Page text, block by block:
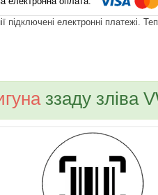
підключені електронні платежі.
ззаду зліва